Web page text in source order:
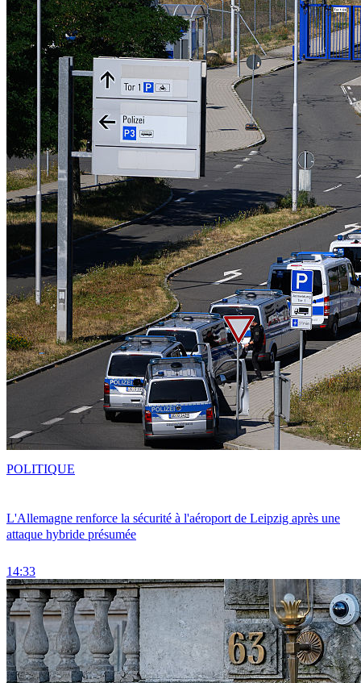
L'Allemagne renforce la sécurité à l'aéroport de Leipzig après une
attaque hybride présumée
14:33
POLITIQUE